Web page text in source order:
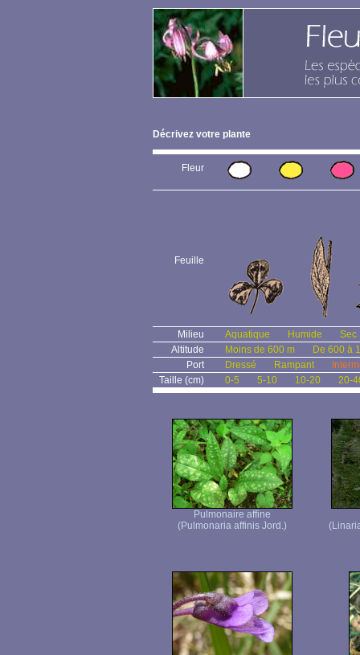
Décrivez votre plante
Fleur
Feuille
Milieu Aquatique Humide
Sec
Altitude
Moins de 600 m
De 600 à
Port
Dressé Rampant
Taille (cm)
0-5 5-10 10-20 20-
Pulmonaire affine
(Pulmonaria affinis Jord.)